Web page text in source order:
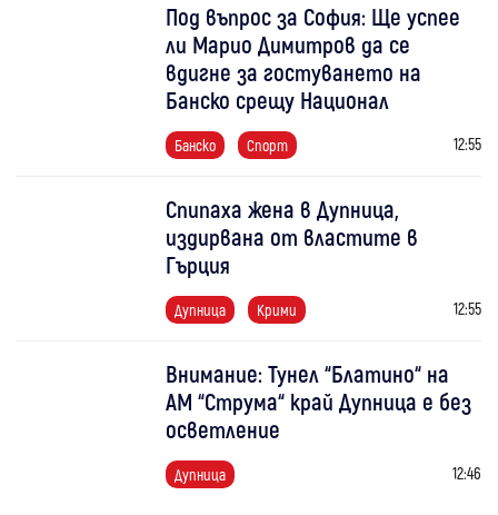
Под въпрос за София: Ще успее
ли Марио Димитров да се
вдигне за гостуването на
Банско срещу Национал
Банско Спорт 12:55
Спипаха жена в Дупница,
издирвана от властите в
Гърция
Дупница Крими 12:55
Внимание: Тунел “Блатино“ на
АМ “Струма“ край Дупница е без
осветление
Дупница 12:46